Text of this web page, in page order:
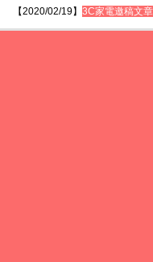
【2020/02/19】 3C家電邀稿文章